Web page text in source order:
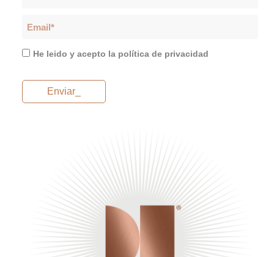
He leido y acepto la política de privacidad
Enviar_